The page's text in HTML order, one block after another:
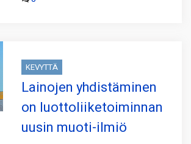
KEVYTTÄ
Lainojen yhdistäminen
on luottoliiketoiminnan
uusin muoti-ilmiö